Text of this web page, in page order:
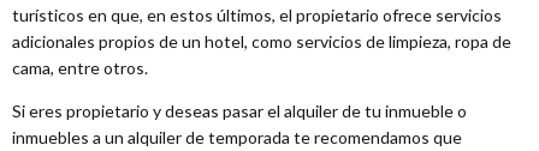
turísticos en que, en estos últimos, el propietario ofrece servicios
adicionales propios de un hotel, como servicios de limpieza, ropa de
cama, entre otros.
Si eres propietario y deseas pasar el alquiler de tu inmueble o
inmuebles a un alquiler de temporada te recomendamos que